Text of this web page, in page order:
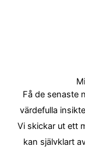
Få de senaste
värdefulla
Vi skickar ut ett
kan självklart